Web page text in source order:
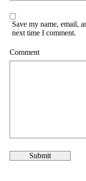
Save my name, email,
next time I comment.
Comment